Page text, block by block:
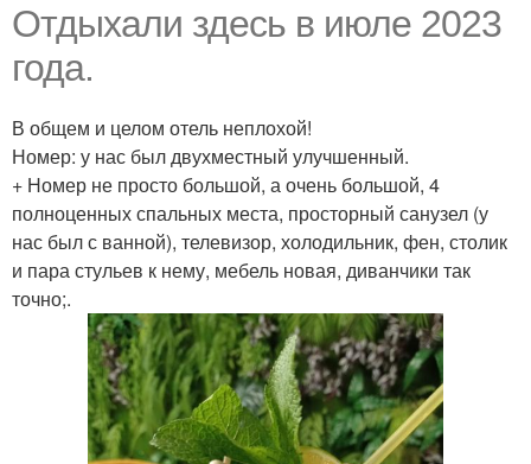
Отдыхали здесь в июле 2023
года.
В общем и целом отель неплохой!
Номер: у нас был двухместный улучшенный.
+ Номер не просто большой, а очень большой, 4
полноценных спальных места, просторный санузел (у
нас был с ванной), телевизор, холодильник, фен, столик
и пара стульев к нему, мебель новая, диванчики так
точно;.